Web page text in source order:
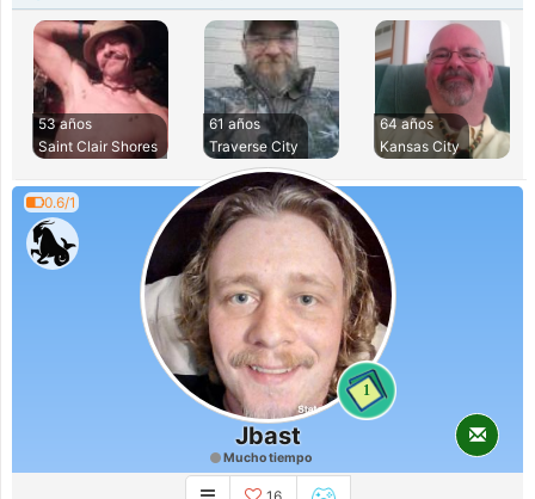
53 años
Saint Clair Shores
61 años
Traverse City
64 años
Kansas City
0.6/1
1
Jbast
Mucho tiempo